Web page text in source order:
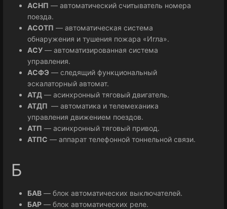
АСНП — автоматический считыватель номера
поезда.
АСОТП — автоматическая система
обнаружения и тушения пожара «Игла».
АСУ — автоматизированная система
управления.
АСФЭ — следящий функциональный
эскалаторный автомат.
АТД — асинхронный тяговый двигатель.
АТДП — автоматика и телемеханика
управления движением поездов.
АТП — асинхронный тяговый привод.
АТПС — аппарат телефонной тоннельной связи.
Б
БАВ — блок автоматических выключателей.
БАР — блок автоматических реле.